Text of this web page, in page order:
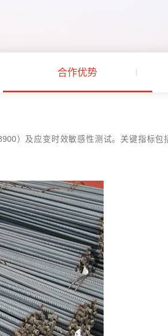
合作优势
）及应变时效敏感性测试。关键指标包